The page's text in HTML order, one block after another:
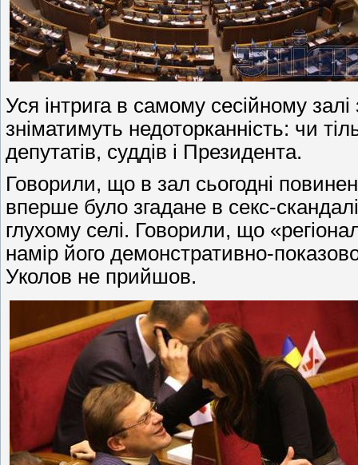
Уся інтрига в самому сесійному
зніматимуть недоторканність: чи
депутатів, суддів і Президента.
Говорили, що в зал сьогодні
вперше було згадане в секс-
глухому селі. Говорили, що
намір його демонстративно-
Уколов не прийшов.